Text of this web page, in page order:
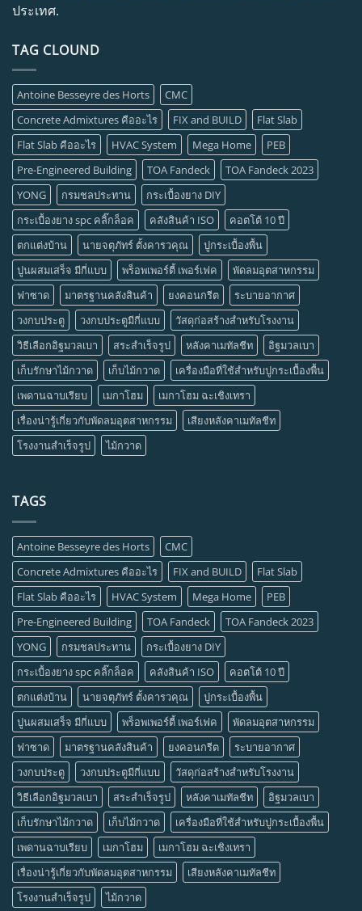
ประเทศ.
TAG CLOUND
Antoine Besseyre des Horts
CMC
Concrete Admixtures คืออะไร
FIX and BUILD
Flat Slab
Flat Slab คืออะไร
HVAC System Mega Home
PEB
Pre-Engineered Building
TOA Fandeck
TOA Fandeck 2023
YONG
กรมชลประทาน
กระเบื้องยาง DIY
กระเบื้องยาง spc คลิ๊กล็อค
คลังสินค้า ISO
คอตโต้ 10 ปี
ตกแต่งบ้าน
นายจตุภัทร์ ตั้งคารวคุณ
ปูกระเบื้องพื้น
ปูนผสมเสร็จ มีกี่แบบ
พร็อพเพอร์ตี้ เพอร์เฟค
พัดลมอุตสาหกรรม
ฟาซาด
มาตรฐานคลังสินค้า ยงคอนกรีต
ระบายอากาศ
วงกบประตู
วงกบประตูมีกี่แบบ
วัสดุก่อสร้างสำหรับโรงงาน
วิธีเลือกอิฐมวลเบา
สระสำเร็จรูป หลังคาเมทัลชีท
อิฐมวลเบา
เก็บรักษาไม้กวาด
เก็บไม้กวาด
เครื่องมือที่ใช้สำหรับปูกระเบื้องพื้น
เพดานฉาบเรียบ
เมกาโฮม
เมกาโฮม ฉะเชิงเทรา
เรื่องน่ารู้เกี่ยวกับพัดลมอุตสาหกรรม
เสียงหลังคาเมทัลชีท
โรงงานสำเร็จรูป
ไม้กวาด
TAGS
Antoine Besseyre des Horts
CMC
Concrete Admixtures คืออะไร
FIX and BUILD
Flat Slab
Flat Slab คืออะไร
HVAC System Mega Home
PEB
Pre-Engineered Building
TOA Fandeck
TOA Fandeck 2023
YONG
กรมชลประทาน
กระเบื้องยาง DIY
กระเบื้องยาง spc คลิ๊กล็อค
คลังสินค้า ISO
คอตโต้ 10 ปี
ตกแต่งบ้าน
นายจตุภัทร์ ตั้งคารวคุณ
ปูกระเบื้องพื้น
ปูนผสมเสร็จ มีกี่แบบ
พร็อพเพอร์ตี้ เพอร์เฟค
พัดลมอุตสาหกรรม
ฟาซาด
มาตรฐานคลังสินค้า ยงคอนกรีต
ระบายอากาศ
วงกบประตู
วงกบประตูมีกี่แบบ
วัสดุก่อสร้างสำหรับโรงงาน
วิธีเลือกอิฐมวลเบา
สระสำเร็จรูป หลังคาเมทัลชีท
อิฐมวลเบา
เก็บรักษาไม้กวาด
เก็บไม้กวาด
เครื่องมือที่ใช้สำหรับปูกระเบื้องพื้น
เพดานฉาบเรียบ
เมกาโฮม
เมกาโฮม ฉะเชิงเทรา
เรื่องน่ารู้เกี่ยวกับพัดลมอุตสาหกรรม
เสียงหลังคาเมทัลชีท
โรงงานสำเร็จรูป
ไม้กวาด